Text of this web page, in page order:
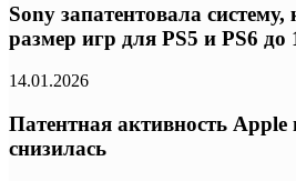
Sony запатентовала
размер игр для PS5 и PS6
14.01.2026
Патентная активность
снизилась